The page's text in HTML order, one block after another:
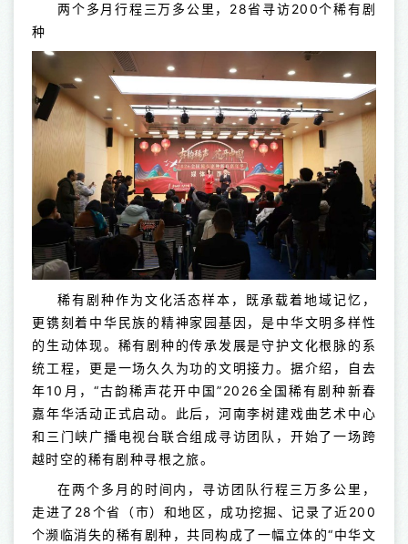
两个多月行程三万多公里， 28省寻访200个稀有剧
种
稀有剧种作为文化活态样本，既承载着地域记忆，
更镌刻着中华民族的精神家园基因，是中华文明多样性
的生动体现。稀有剧种的传承发展是守护文化根脉的系
统工程，更是一场久久为功的文明接力。据介绍，自去
年10月，“古韵稀声花开中国”2026全国稀有剧种新春
嘉年华活动正式启动。此后，河南李树建戏曲艺术中心
和三门峡广播电视台联合组成寻访团队，开始了一场跨
越时空的稀有剧种寻根之旅。
在两个多月的时间内，寻访团队行程三万多公里，
走进了28个省（市）和地区，成功挖掘、记录了近200
个濒临消失的稀有剧种，共同构成了一幅立体的“中华文